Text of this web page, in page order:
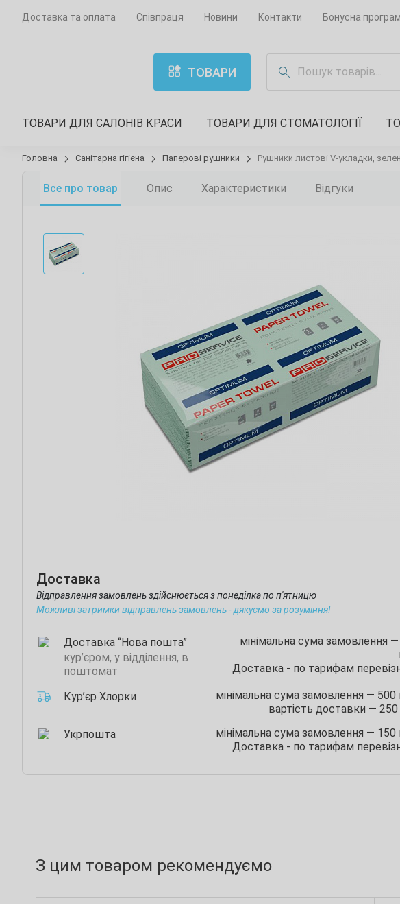
Доставка та оплата Співпраця Новини Контакти Бонусна
ТОВАРИ
ТОВАРИ ДЛЯ САЛОНІВ КРАСИ ТОВАРИ ДЛЯ СТОМАТОЛОГІЇ
Головна Санітарна гігієна Паперові рушники Рушники листові V-укладки,
Все про товар Опис Характеристики Відгуки
Доставка
Відправлення замовлень здійснюється з понеділка по п'ятницю
Можливі затримки відправлень замовлень - дякуємо за розуміння!
Доставка “Нова пошта”
кур’єром, у відділення, в
поштомат
мінімальна сума замовлення
Доставка - по тарифам
Кур’єр Хлорки
мінімальна сума замовлення — 500
вартість доставки — 250
Укрпошта
мінімальна сума замовлення — 150
Доставка - по тарифам
З цим товаром рекомендуємо